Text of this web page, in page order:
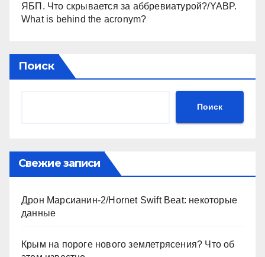
ЯБП. Что скрывается за аббревиатурой?/YABP.
What is behind the acronym?
Поиск
Поиск
Свежие записи
Дрон Марсианин-2/Hornet Swift Beat: некоторые
данные
Крым на пороге нового землетрясения? Что об